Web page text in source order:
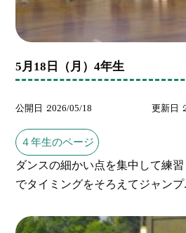
5月18日（月）4年生
公開日 2026/05/18 更新日
４年生のページ
ダンスの細かい点を集中して練
でタイミングをそろえてジャンプ